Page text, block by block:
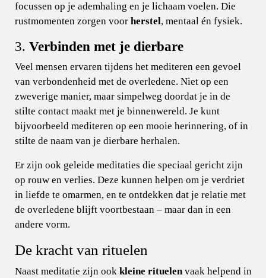
focussen op je ademhaling en je lichaam voelen. Die
rustmomenten zorgen voor herstel, mentaal én fysiek.
3. Verbinden met je dierbare
Veel mensen ervaren tijdens het mediteren een gevoel
van verbondenheid met de overledene. Niet op een
zweverige manier, maar simpelweg doordat je in de
stilte contact maakt met je binnenwereld. Je kunt
bijvoorbeeld mediteren op een mooie herinnering, of in
stilte de naam van je dierbare herhalen.
Er zijn ook geleide meditaties die speciaal gericht zijn
op rouw en verlies. Deze kunnen helpen om je verdriet
in liefde te omarmen, en te ontdekken dat je relatie met
de overledene blijft voortbestaan – maar dan in een
andere vorm.
De kracht van rituelen
Naast meditatie zijn ook kleine rituelenvaak helpend in